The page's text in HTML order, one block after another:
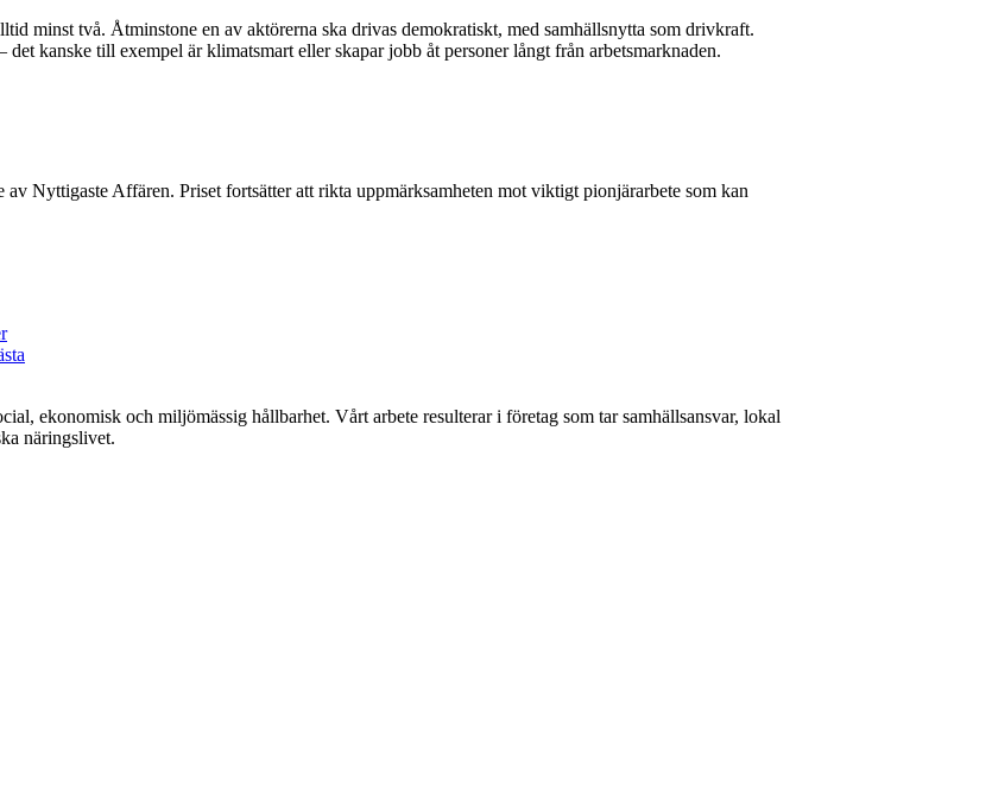
minst två. Åtminstone en av aktörerna ska drivas demokratiskt, med samhällsnytta som drivkraft.
kanske till exempel är klimatsmart eller skapar jobb åt personer långt från arbetsmarknaden.
Nyttigaste Affären. Priset fortsätter att rikta uppmärksamheten mot viktigt pionjärarbete som kan
ekonomisk och miljömässig hållbarhet. Vårt arbete resulterar i företag som tar samhällsansvar, lokal
näringslivet.